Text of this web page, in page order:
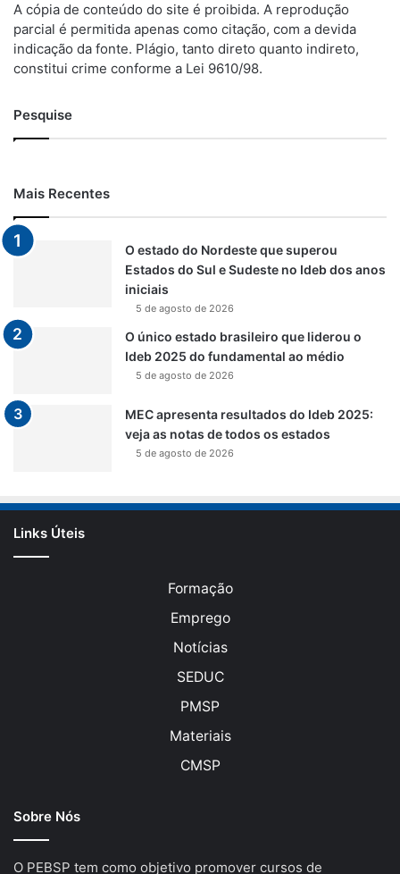
A cópia de conteúdo do site é proibida. A reprodução
parcial é permitida apenas como citação, com a devida
indicação da fonte. Plágio, tanto direto quanto indireto,
constitui crime conforme a Lei 9610/98.
Pesquise
Mais Recentes
O estado do Nordeste que superou
Estados do Sul e Sudeste no Ideb dos anos
iniciais
5 de agosto de 2026
O único estado brasileiro que liderou o
Ideb 2025 do fundamental ao médio
5 de agosto de 2026
MEC apresenta resultados do Ideb 2025:
veja as notas de todos os estados
5 de agosto de 2026
Links Úteis
Formação
Emprego
Notícias
SEDUC
PMSP
Materiais
CMSP
Sobre Nós
O PEBSP tem como objetivo promover cursos de